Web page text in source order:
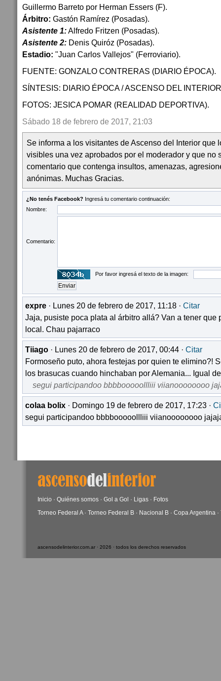
Guillermo Barreto por Herman Essers (F).
Árbitro: Gastón Ramírez (Posadas).
Asistente 1:Alfredo Fritzen (Posadas).
Asistente 2: Denis Quiróz (Posadas).
Estadio: "Juan Carlos Vallejos" (Ferroviario).
FUENTE: GONZALO CONTRERAS (DIARIO ÉPOCA).
SÍNTESIS: DIARIO ÉPOCA / ASCENSO DEL
FOTOS: JESICA POMAR (REALIDAD DEPORTIVA).
Sábado 18 de febrero de 2017, 21:03
Se informa a los visitantes de Ascenso del Interior que
visibles una vez aprobados por el moderador y que no
comentario que contenga insultos, amenazas,
anónimas. Muchas Gracias.
¿No tenés Facebook? Ingresá tu comentario continuación:
Nombre:
Comentario:
Por favor ingresá el texto de la imagen:
expre · Lunes 20 de febrero de 2017, 11:18 · Citar
Jaja, pusiste poca plata al árbitro allá? Van a tener que
local. Chau pajarraco
Tiiago · Lunes 20 de febrero de 2017, 00:44 · Citar
Formoseño puto, ahora festejas por quien te elimino?!
los brasucas cuando hinchaban por Alemania... Igual
segui participandoo bbbbooooollliii viianoooooooo
colaa bolix · Domingo 19 de febrero de 2017, 17:23 ·
segui participandoo bbbbooooollliii viianoooooooo
Inicio · Quiénes somos · Gol a Gol · Ligas · Fotos
Torneo Federal A· Torneo Federal B · Nacional B · Copa Argentina ·
ascensodelinterior.com.ar · 2026 · todos los derechos reservados